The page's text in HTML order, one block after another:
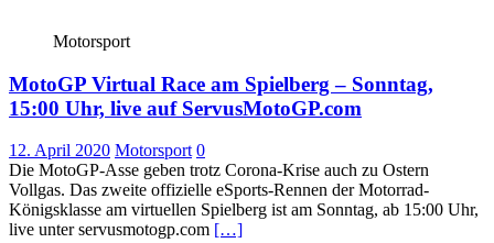
Motorsport
MotoGP Virtual Race am Spielberg – Sonntag,
15:00 Uhr, live auf ServusMotoGP.com
12. April 2020 Motorsport 0
Die MotoGP-Asse geben trotz Corona-Krise auch zu Ostern
Vollgas. Das zweite offizielle eSports-Rennen der Motorrad-
Königsklasse am virtuellen Spielberg ist am Sonntag, ab 15:00 Uhr,
live unter servusmotogp.com […]